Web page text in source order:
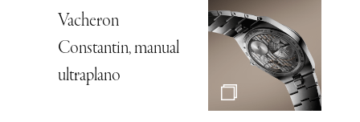
Vacheron
Constantin, manual
ultraplano